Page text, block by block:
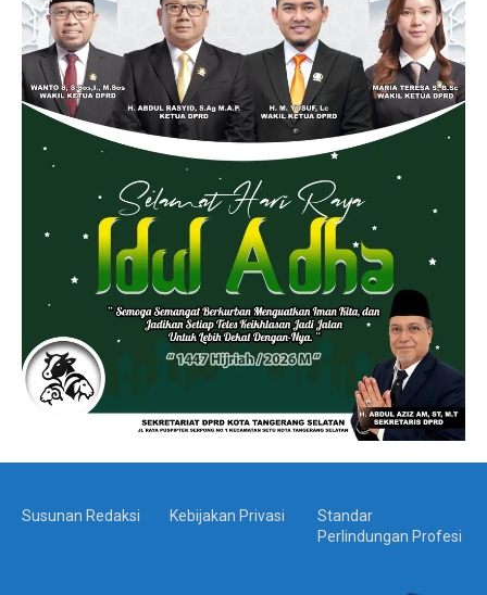
Susunan Redaksi Kebijakan Privasi
Standar
Perlindungan Profesi